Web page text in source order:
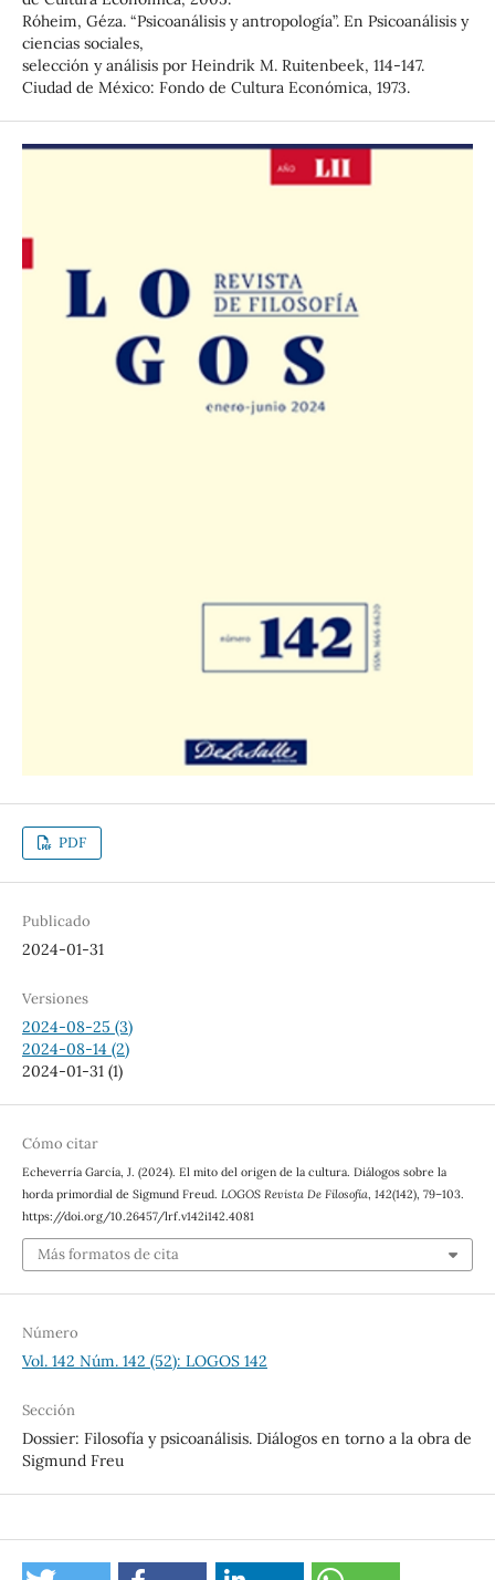
Róheim, Géza. “Psicoanálisis y antropología”. En Psicoanálisis y
ciencias sociales,
selección y análisis por Heindrik M. Ruitenbeek, 114-147.
Ciudad de México: Fondo de Cultura Económica, 1973.
PDF
Publicado
2024-01-31
Versiones
2024-08-25 (3)
2024-08-14 (2)
2024-01-31 (1)
Cómo citar
Echeverría García, J. (2024). El mito del origen de la cultura. Diálogos sobre la
horda primordial de Sigmund Freud. LOGOS Revista De Filosofía, 142(142), 79–103.
https://doi.org/10.26457/lrf.v142i142.4081
Más formatos de cita
Número
Vol. 142 Núm. 142 (52): LOGOS 142
Sección
Dossier: Filosofía y psicoanálisis. Diálogos en torno a la obra de
Sigmund Freu